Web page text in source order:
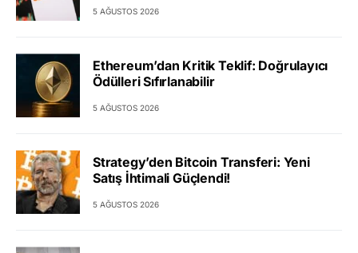
5 AĞUSTOS 2026
Ethereum’dan Kritik Teklif: Doğrulayıcı
Ödülleri Sıfırlanabilir
5 AĞUSTOS 2026
Strategy’den Bitcoin Transferi: Yeni
Satış İhtimali Güçlendi!
5 AĞUSTOS 2026